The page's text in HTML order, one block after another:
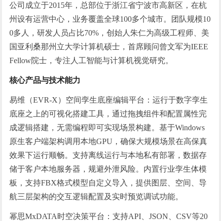
公司成立于2015年，总部位于浙江省宁波市高新区，在杭
州设有运营中心，业务覆盖全球100多个城市。团队规模10
0多人，研发人员占比70%，创始人朱仁为高级工程师、美
国亚利桑那州立大学计算机硕士，首席顾问曾文军为IEEE
Fellow院士，专注人工智能与计算机视觉研究。
核心产品与技术能力
易维（EVR-X）空间孪生底座编辑平台：运行于数字孪生
底座之上的可视化搭建工具，通过拖拽组件和配置属性完
成逻辑搭建，无需编程即可实现场景构建。基于Windows
原生客户端架构调用本地GPU，确保大规模场景在高保真
效果下运行顺畅。支持离线运行与本地私有部署，数据存
储于客户本地服务器，规避外泄风险。内置行业孪生体模
板，支持FBX格式模型自定义导入，提供图层、空间、导
航三层架构的交互逻辑配置及实时预览调试功能。
幂思MxDATA时空决策平台：支持API、JSON、CSV等20